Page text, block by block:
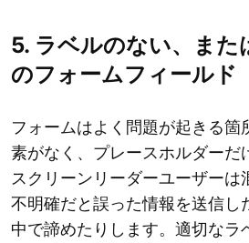
5. ラベルのない、また
のフォームフィールド
フォームはよく問題が起きる箇
素がなく、プレースホルダーだ
スクリーンリーダーユーザーは
不明確だと誤った情報を送信し
中で諦めたりします。適切なラ